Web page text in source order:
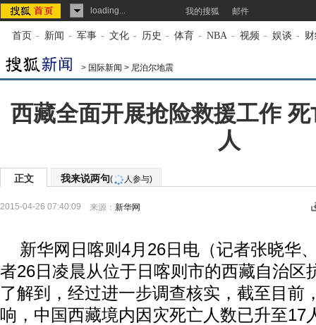
loading... 我的搜狐 邮件
首页 - 新闻 - 军事 - 文化 - 历史 - 体育 - NBA - 视频 - 娱谈 -
> 国际新闻 > 尼泊尔地震
西藏全面开展抢险救援工作
人
正文 我来说两句( 人参与)
2015-04-26 07:40:09 来源： 新华网
新华网日喀则4月26日电（记者张晓华
者26日凌晨从位于日喀则市的西藏自治区
了解到，经过进一步调查核实，截至目前
响，中国西藏境内因灾死亡人数已升至17